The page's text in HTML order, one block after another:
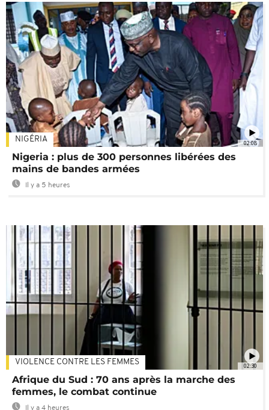
02:08
NIGÉRIA
Nigeria : plus de 300 personnes libérées des
mains de bandes armées
Il y a 5 heures
02:30
VIOLENCE CONTRE LES FEMMES
Afrique du Sud : 70 ans après la marche des
femmes, le combat continue
Il y a 4 heures